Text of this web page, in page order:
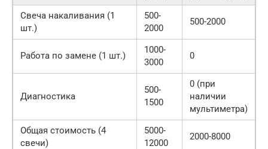
Свеча накаливания (1
шт.)
500-
2000
500-2000
Работа по замене (1 шт.)
1000-
3000
0
Диагностика
500-
1500
0 (при
наличии
мультиметра)
Общая стоимость (4
свечи)
5000-
12000
2000-8000